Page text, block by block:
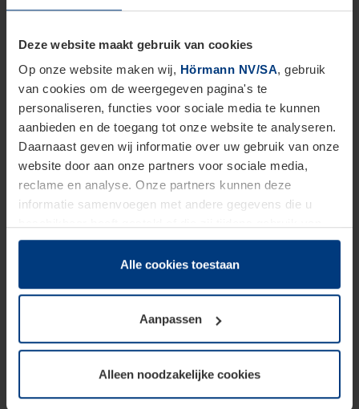
Deze website maakt gebruik van cookies
Op onze website maken wij, Hörmann NV/SA, gebruik
van cookies om de weergegeven pagina's te
personaliseren, functies voor sociale media te kunnen
aanbieden en de toegang tot onze website te analyseren.
Daarnaast geven wij informatie over uw gebruik van onze
website door aan onze partners voor sociale media,
reclame en analyse. Onze partners kunnen deze
informatie samenvoegen met andere gegevens die u
hun diensten hebben verzameld.
Juridisch hebben wij het recht om cookies op uw
van deze pagina's absoluut vereist is. Voor alle andere
soorten cookies is uw toestemming benodigd. Uw
toestemming kunt u op elk moment bij de uitleg van de
wijzigen of herroepen.
Alle cookies toestaan
Aanpassen
Alleen noodzakelijke cookies